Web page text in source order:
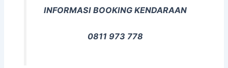
INFORMASI BOOKING KENDARAAN
0811 973 778